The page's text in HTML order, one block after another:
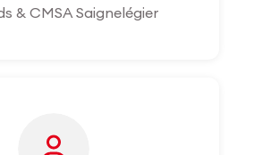
& CMSA Saignelégier